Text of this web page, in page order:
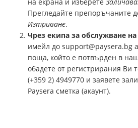
Прегледайте препоръчаните
Изтриване.
Чрез екипа за обслужване
имейл до support@paysera.bg
поща, който е потвърден в
обадете от регистрирания Ви
(+359 2) 4949770 и заявете
Paysera сметка (акаунт).